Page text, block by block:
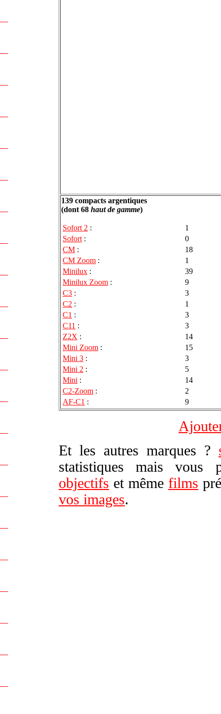
139 compacts argentiques
(dont 68 haut de gamme)
Sofort 2 :
1
Sofort :
0
CM :
18
CM Zoom :
1
Minilux :
39
Minilux Zoom :
9
C3 :
3
C2 :
1
C1 :
3
C11 :
3
Z2X :
14
Mini Zoom :
15
Mini 3 :
3
Mini 2 :
5
Mini :
14
C2-Zoom :
2
AF-C1 : 9
Et les autres marques ?
statistiques mais vous
objectifs et même films
vos images.